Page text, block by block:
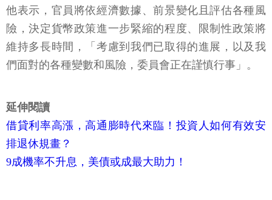
他表示，官員將依經濟數據、前景變化且評估各種風
險，決定貨幣政策進一步緊縮的程度、限制性政策將
維持多長時間，「考慮到我們已取得的進展，以及我
們面對的各種變數和風險，委員會正在謹慎行事」。
延伸閱讀
借貸利率高漲，高通膨時代來臨！投資人如何有效安
排退休規畫？
9成機率不升息，美債或成最大助力！